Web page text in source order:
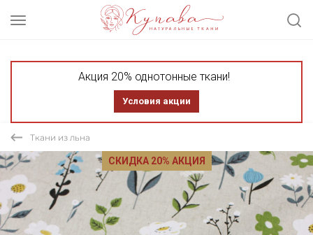
Акция 20% однотонные ткани!
Условия акции
Ткани из льна
СКИДКА 20% АКЦИЯ